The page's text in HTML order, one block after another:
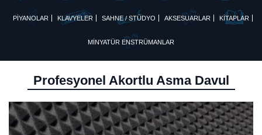
PİYANOLAR KLAVYELER SAHNE / STÜDYO AKSESUARLAR KİTAPLAR
MİNYATÜR ENSTRÜMANLAR
Profesyonel Akortlu Asma Davul